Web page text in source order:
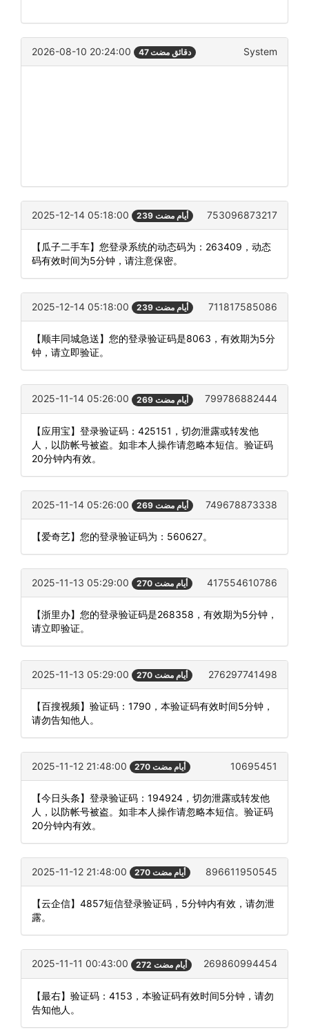
2026-08-10 20:24:00 47 دقائق مضت System
2025-12-14 05:18:00 239 أيام مضت 753096873217
【瓜子二手车】您登录系统的动态码为：263409，动态
码有效时间为5分钟，请注意保密。
2025-12-14 05:18:00 239 أيام مضت 711817585086
【顺丰同城急送】您的登录验证码是8063，有效期为5分
钟，请立即验证。
2025-11-14 05:26:00 269 أيام مضت 799786882444
【应用宝】登录验证码：425151，切勿泄露或转发他
人，以防帐号被盗。如非本人操作请忽略本短信。验证码
20分钟内有效。
2025-11-14 05:26:00 269 أيام مضت 749678873338
【爱奇艺】您的登录验证码为：560627。
2025-11-13 05:29:00 270 أيام مضت 417554610786
【浙里办】您的登录验证码是268358，有效期为5分钟，
请立即验证。
2025-11-13 05:29:00 270 أيام مضت 276297741498
【百搜视频】验证码：1790，本验证码有效时间5分钟，
请勿告知他人。
2025-11-12 21:48:00 270 أيام مضت 10695451
【今日头条】登录验证码：194924，切勿泄露或转发他
人，以防帐号被盗。如非本人操作请忽略本短信。验证码
20分钟内有效。
2025-11-12 21:48:00 270 أيام مضت 896611950545
【云企信】4857短信登录验证码，5分钟内有效，请勿泄
露。
2025-11-11 00:43:00 272 أيام مضت 269860994454
【最右】验证码：4153，本验证码有效时间5分钟，请勿
告知他人。